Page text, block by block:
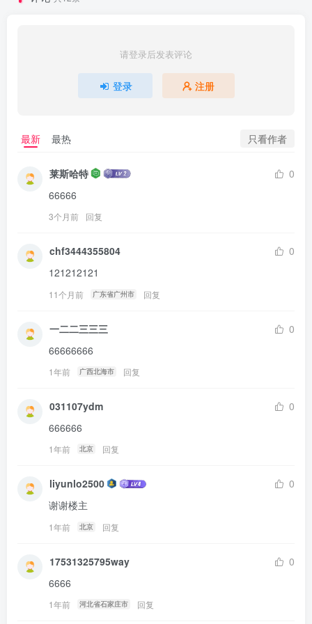
请登录后发表评论
登录 注册
最新 最热 只看作者
莱斯哈特
0
66666
3个月前 回复
chf3444355804
0
121212121
11个月前 广东省广州市 回复
一二二三三三
0
66666666
1年前 广西北海市 回复
031107ydm
0
666666
1年前 北京 回复
liyunlo2500
0
谢谢楼主
1年前 北京 回复
17531325795way
0
6666
1年前 河北省石家庄市 回复